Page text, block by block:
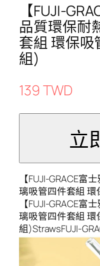
【FUJI-
品質環保耐
套組 環保吸
組)
139 TWD
【FUJI-GRACE富
璃吸管四件套組
【FUJI-GRACE富
璃吸管四件套組 環
組)StrawsFUJI-